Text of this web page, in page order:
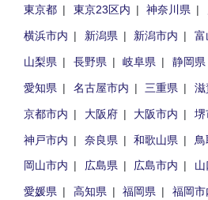
東京都
東京23区内 神奈川県
横浜市内
新潟県 新潟市内
山梨県
長野県 岐阜県 静岡県
愛知県
名古屋市内 三重県
京都市内
大阪府 大阪市内
神戸市内
奈良県 和歌山県
岡山市内
広島県 広島市内
愛媛県
高知県 福岡県 福岡市